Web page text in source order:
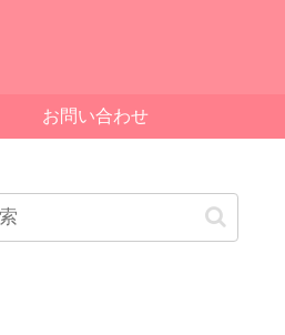
お問い合わせ